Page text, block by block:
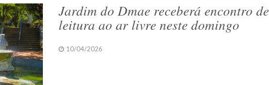
Jardim do Dmae receberá encontro de
leitura ao ar livre neste domingo
10/04/2026